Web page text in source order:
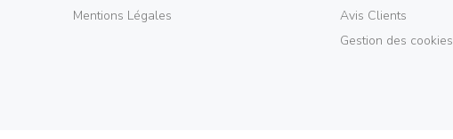
Mentions Légales
Avis Clients
Gestion des cookies